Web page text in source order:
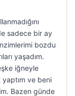
sadece bir ay
bozdu
yaşadım.
iğneyle
yaptım ve beni
Bazen günde